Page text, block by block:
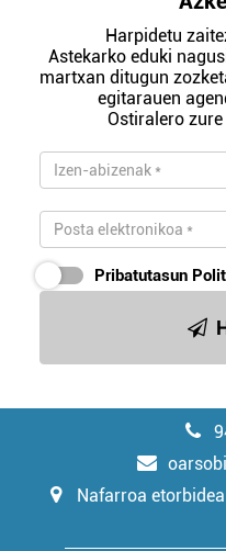
Harpidetu
Astekarko eduki
martxan ditugun
egitarauen
Ostiralero
Pribatutasun
Nafarroa